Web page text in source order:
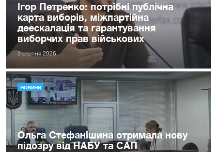
Ігор Петренко: потрібні публічна
карта виборів, міжпартійна
деескалація та гарантування
виборчих прав військових
5 серпня 2026
НОВИНИ
Ольга Стефанішина отримала нову
підозру від НАБУ та САП